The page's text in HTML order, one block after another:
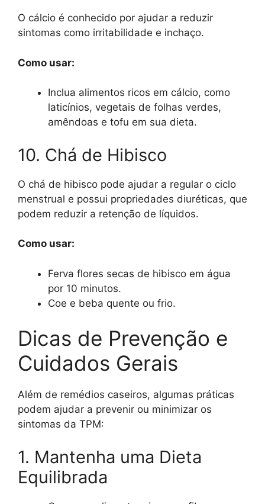
O cálcio é conhecido por ajudar a reduzir
sintomas como irritabilidade e inchaço.
Como usar:
Inclua alimentos ricos em cálcio, como
laticínios, vegetais de folhas verdes,
amêndoas e tofu em sua dieta.
10. Chá de Hibisco
O chá de hibisco pode ajudar a regular o ciclo
menstrual e possui propriedades diuréticas, que
podem reduzir a retenção de líquidos.
Como usar:
Ferva flores secas de hibisco em água
por 10 minutos.
Coe e beba quente ou frio.
Dicas de Prevenção e
Cuidados Gerais
Além de remédios caseiros, algumas práticas
podem ajudar a prevenir ou minimizar os
sintomas da TPM:
1. Mantenha uma Dieta
Equilibrada